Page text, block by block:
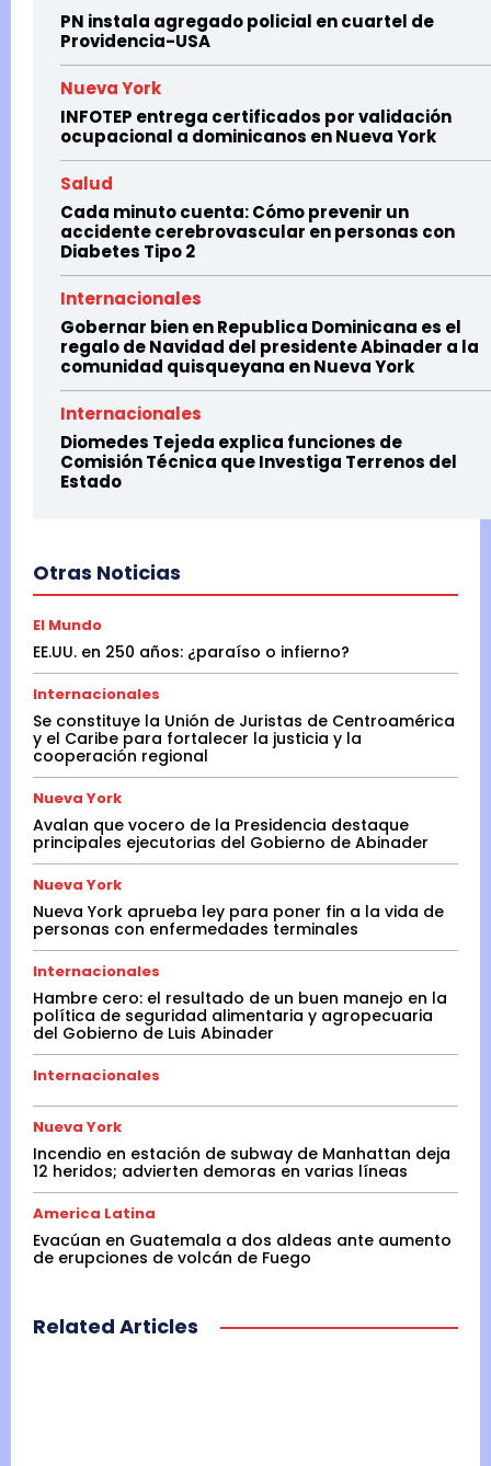
PN instala agregado policial en cuartel de
Providencia-USA
Nueva York
INFOTEP entrega certificados por validación
ocupacional a dominicanos en Nueva York
Salud
Cada minuto cuenta: Cómo prevenir un
accidente cerebrovascular en personas con
Diabetes Tipo 2
Internacionales
Gobernar bien en Republica Dominicana es el
regalo de Navidad del presidente Abinader a la
comunidad quisqueyana en Nueva York
Internacionales
Diomedes Tejeda explica funciones de
Comisión Técnica que Investiga Terrenos del
Estado
Otras Noticias
El Mundo
EE.UU. en 250 años: ¿paraíso o infierno?
Internacionales
Se constituye la Unión de Juristas de Centroamérica
y el Caribe para fortalecer la justicia y la
cooperación regional
Nueva York
Avalan que vocero de la Presidencia destaque
principales ejecutorias del Gobierno de Abinader
Nueva York
Nueva York aprueba ley para poner fin a la vida de
personas con enfermedades terminales
Internacionales
Hambre cero: el resultado de un buen manejo en la
política de seguridad alimentaria y agropecuaria
del Gobierno de Luis Abinader
Internacionales
Nueva York
Incendio en estación de subway de Manhattan deja
12 heridos; advierten demoras en varias líneas
America Latina
Evacúan en Guatemala a dos aldeas ante aumento
de erupciones de volcán de Fuego
Related Articles